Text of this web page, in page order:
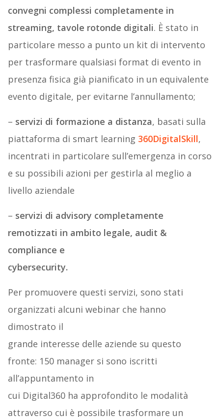
convegni complessi completamente in
streaming, tavole rotonde digitali. È stato in
particolare messo a punto un kit di intervento
per trasformare qualsiasi format di evento in
presenza fisica già pianificato in un equivalente
evento digitale, per evitarne l’annullamento;
– servizi di formazione a distanza, basati sulla
piattaforma di smart learning 360DigitalSkill,
incentrati in particolare sull’emergenza in corso
e su possibili azioni per gestirla al meglio a
livello aziendale
– servizi di advisory completamente
remotizzati in ambito legale, audit &
compliance e
cybersecurity.
Per promuovere questi servizi, sono stati
organizzati alcuni webinar che hanno
dimostrato il
grande interesse delle aziende su questo
fronte: 150 manager si sono iscritti
all’appuntamento in
cui Digital360 ha approfondito le modalità
attraverso cui è possibile trasformare un